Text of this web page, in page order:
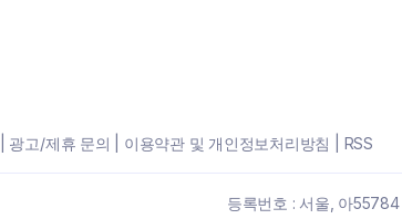
광고/제휴 문의 이용약관 및 개인정보처리방침 RSS
등록번호 : 서울, 아55784